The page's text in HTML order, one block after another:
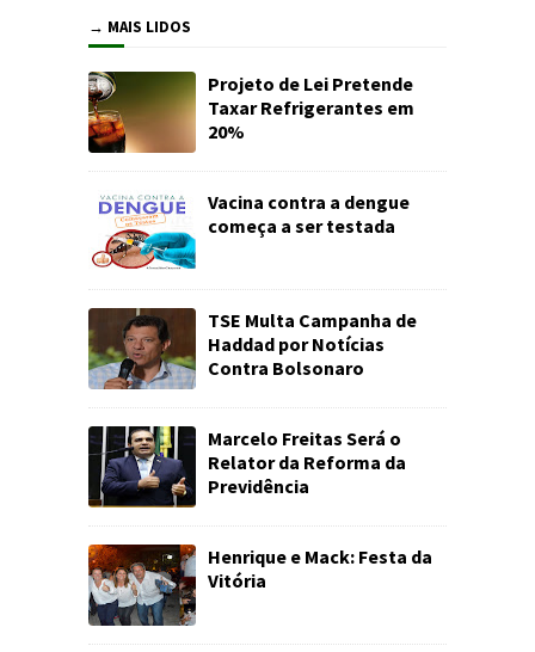
→ MAIS LIDOS
Projeto de Lei Pretende
Taxar Refrigerantes em
20%
Vacina contra a dengue
começa a ser testada
TSE Multa Campanha de
Haddad por Notícias
Contra Bolsonaro
Marcelo Freitas Será o
Relator da Reforma da
Previdência
Henrique e Mack: Festa da
Vitória